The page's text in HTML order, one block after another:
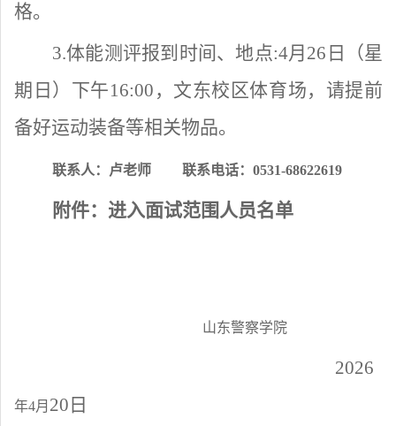
格。
3.体能测评报到时间、地点:4月26日（星
期日）下午16:00，文东校区体育场，请提前
备好运动装备等相关物品。
联系人：卢老师 联系电话： 0531-68622619
附件：进入面试范围人员名单
山东警察学院
2026
年4月 20 日